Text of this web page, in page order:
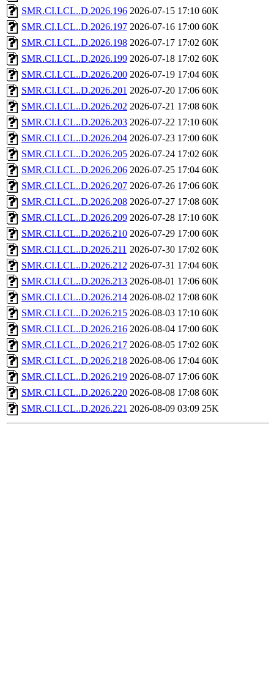
SMR.CI.LCL..D.2026.196 2026-07-15 17:10 60K
SMR.CI.LCL..D.2026.197 2026-07-16 17:00 60K
SMR.CI.LCL..D.2026.198 2026-07-17 17:02 60K
SMR.CI.LCL..D.2026.199 2026-07-18 17:02 60K
SMR.CI.LCL..D.2026.200 2026-07-19 17:04 60K
SMR.CI.LCL..D.2026.201 2026-07-20 17:06 60K
SMR.CI.LCL..D.2026.202 2026-07-21 17:08 60K
SMR.CI.LCL..D.2026.203 2026-07-22 17:10 60K
SMR.CI.LCL..D.2026.204 2026-07-23 17:00 60K
SMR.CI.LCL..D.2026.205 2026-07-24 17:02 60K
SMR.CI.LCL..D.2026.206 2026-07-25 17:04 60K
SMR.CI.LCL..D.2026.207 2026-07-26 17:06 60K
SMR.CI.LCL..D.2026.208 2026-07-27 17:08 60K
SMR.CI.LCL..D.2026.209 2026-07-28 17:10 60K
SMR.CI.LCL..D.2026.210 2026-07-29 17:00 60K
SMR.CI.LCL..D.2026.211 2026-07-30 17:02 60K
SMR.CI.LCL..D.2026.212 2026-07-31 17:04 60K
SMR.CI.LCL..D.2026.213 2026-08-01 17:06 60K
SMR.CI.LCL..D.2026.214 2026-08-02 17:08 60K
SMR.CI.LCL..D.2026.215 2026-08-03 17:10 60K
SMR.CI.LCL..D.2026.216 2026-08-04 17:00 60K
SMR.CI.LCL..D.2026.217 2026-08-05 17:02 60K
SMR.CI.LCL..D.2026.218 2026-08-06 17:04 60K
SMR.CI.LCL..D.2026.219 2026-08-07 17:06 60K
SMR.CI.LCL..D.2026.220 2026-08-08 17:08 60K
SMR.CI.LCL..D.2026.221 2026-08-09 03:09 25K